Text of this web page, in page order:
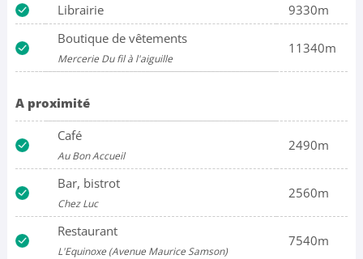
Librairie
9330m
Boutique de vêtements
Mercerie Du fil à l'aiguille
11340m
A proximité
Café
Au Bon Accueil
2490m
Bar, bistrot
Chez Luc
2560m
Restaurant
L'Equinoxe (Avenue Maurice Samson)
7540m